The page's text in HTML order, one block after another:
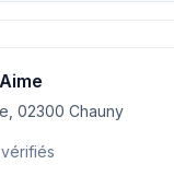
02300 Chauny